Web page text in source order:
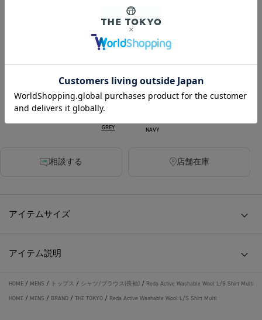
THE TOKYO
Reda Active Washable Wool L/S Shirt Multi
￥42,900税込
390ポイント付与
カラー
GREY NAVY
相談する 店舗在庫
アイテムサイズ
アイテム説明
HOME / MENS / トップス / シャツ/ブラウス(長袖) / Reda Active Washable Wool L/S Shirt Multi
HOME / MENS / BRAND / THE TOKYO / Reda Active Washable Wool L/S Shirt Multi